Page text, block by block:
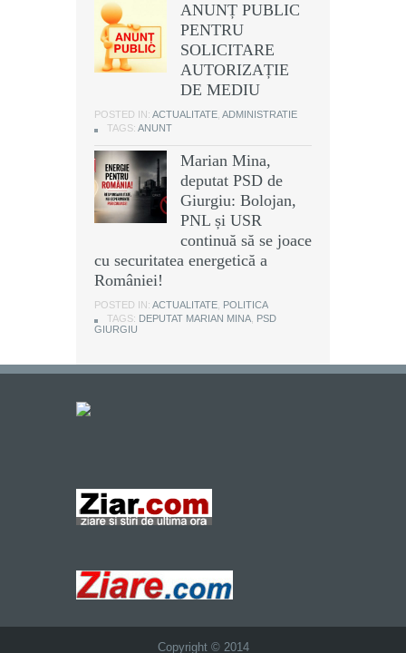
ANUNȚ PUBLIC
PENTRU
SOLICITARE
AUTORIZAȚIE
DE MEDIU
POSTED IN: ACTUALITATE ADMINISTRATIE
TAGS: ANUNT
Marian Mina,
deputat PSD de
Giurgiu: Bolojan,
PNL și USR
continuă să se joace
cu securitatea energetică a
României!
POSTED IN: ACTUALITATE POLITICA
TAGS: DEPUTAT MARIAN MINA PSD
GIURGIU
Copyright © 2014